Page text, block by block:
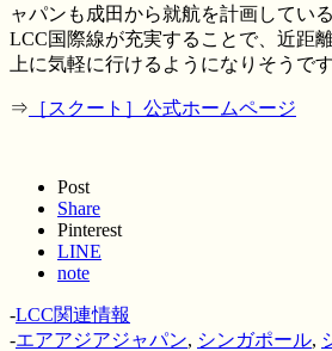
ャパンも成田から就航を計画してい
LCC国際線が充実することで、近距
上に気軽に行けるようになりそうです
⇒ ［スクート］公式ホームページ
Post
Share
Pinterest
LINE
note
-LCC関連情報
-エアアジアジャパン, シンガポール,